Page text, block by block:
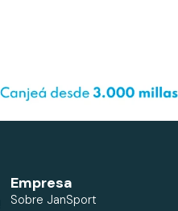
Empresa
Sobre JanSport